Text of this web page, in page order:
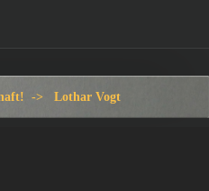
-> Lothar Vogt